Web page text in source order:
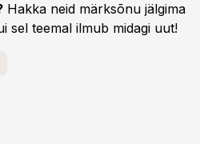
Hakka neid märksõnu jälgima
sel teemal ilmub midagi uut!